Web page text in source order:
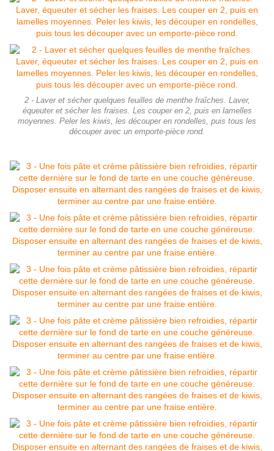
2 - Laver et sécher quelques feuilles de menthe fraîches. Laver,
équeuter et sécher les fraises. Les couper en 2, puis en lamelles
moyennes. Peler les kiwis, les découper en rondelles, puis tous les
découper avec un emporte-pièce rond.